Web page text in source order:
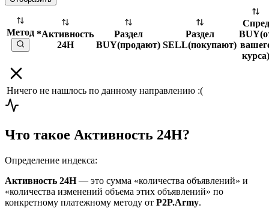
Метод *Активность
24H
Раздел
BUY(продают)
Раздел
SELL(покупают)
Спред
BUY(
курса)
Ничего не нашлось по данному направлению :(
Что такое Активность 24H?
Определение индекса:
Активность 24H— это сумма «количества объявлений» и
«количества изменений объема этих объявлений» по
конкретному платежному методу от P2P.Army.